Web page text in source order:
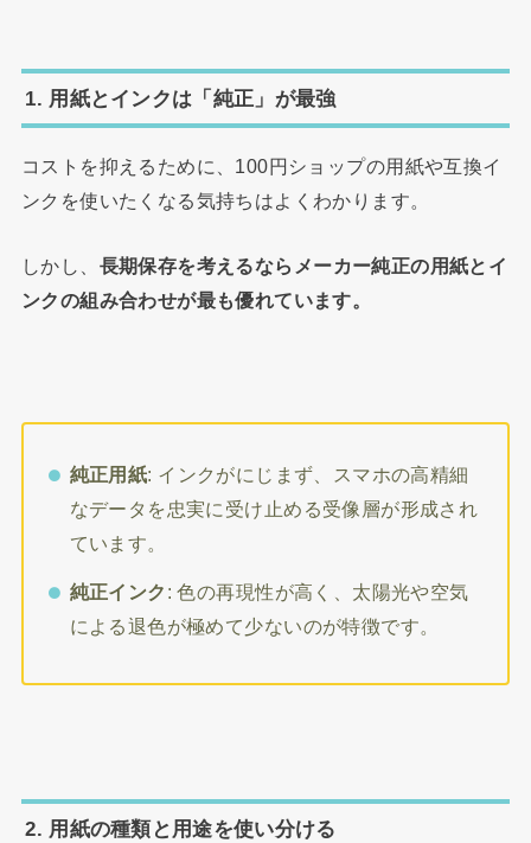
1. 用紙とインクは「純正」が最強
コストを抑えるために、100円ショップの用紙や互換イ
ンクを使いたくなる気持ちはよくわかります。
しかし、 長期保存を考えるならメーカー純正の用紙とイ
ンクの組み合わせが最も優れています。
純正用紙: インクがにじまず、スマホの高精細
なデータを忠実に受け止める受像層が形成され
ています。
純正インク : 色の再現性が高く、太陽光や空気
による退色が極めて少ないのが特徴です。
2. 用紙の種類と用途を使い分ける